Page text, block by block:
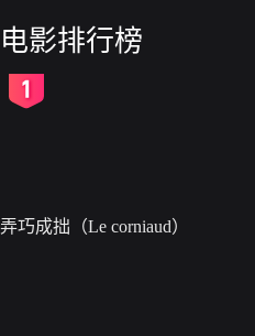
电影排行榜
弄巧成拙（Le corniaud）